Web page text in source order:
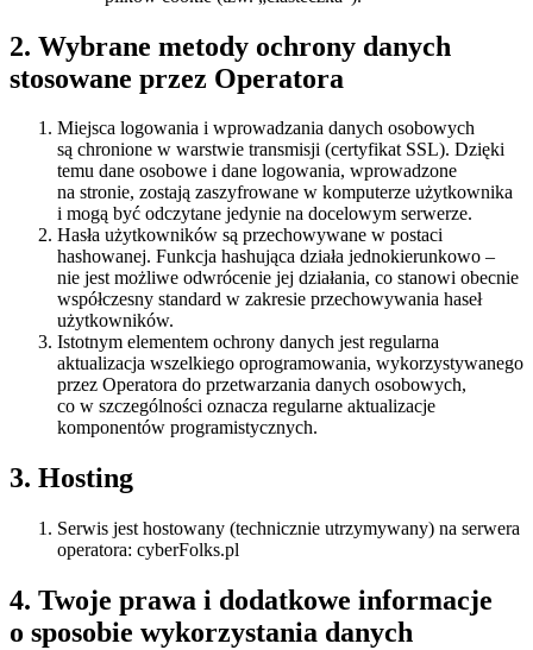
2. Wybrane metody ochrony danych
stosowane przez Operatora
Miejsca logowania i wprowadzania danych osobowych
są chronione w warstwie transmisji (certyfikat SSL). Dzięki
temu dane osobowe i dane logowania, wprowadzone
na stronie, zostają zaszyfrowane w komputerze użytkownika
i mogą być odczytane jedynie na docelowym serwerze.
Hasła użytkowników są przechowywane w postaci
hashowanej. Funkcja hashująca działa jednokierunkowo –
nie jest możliwe odwrócenie jej działania, co stanowi obecnie
współczesny standard w zakresie przechowywania haseł
użytkowników.
Istotnym elementem ochrony danych jest regularna
aktualizacja wszelkiego oprogramowania, wykorzystywanego
przez Operatora do przetwarzania danych osobowych,
co w szczególności oznacza regularne aktualizacje
komponentów programistycznych.
3. Hosting
Serwis jest hostowany (technicznie utrzymywany) na serwera
operatora: cyberFolks.pl
4. Twoje prawa i dodatkowe informacje
o sposobie wykorzystania danych